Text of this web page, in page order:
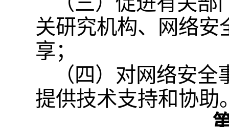
关研究机构、网络安
享；
（四）对网络安
提供技术支持和协助